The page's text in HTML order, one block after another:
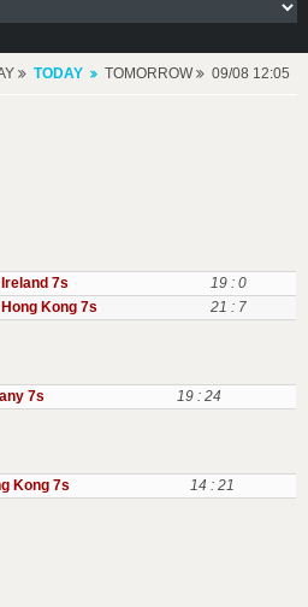
TODAY TOMORROW 09/08 12:05
Ireland 7s
19 : 0
Hong Kong 7s 21 : 7
7s 19 : 24
Kong 7s 14 : 21